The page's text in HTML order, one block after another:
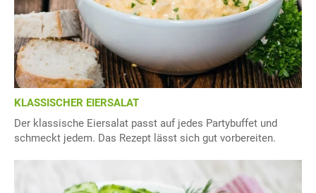
KLASSISCHER EIERSALAT
Der klassische Eiersalat passt auf jedes Partybuffet und
schmeckt jedem. Das Rezept lässt sich gut vorbereiten.